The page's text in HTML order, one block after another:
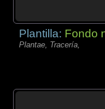
Plantilla: Fondo
Plantae, Tracería,